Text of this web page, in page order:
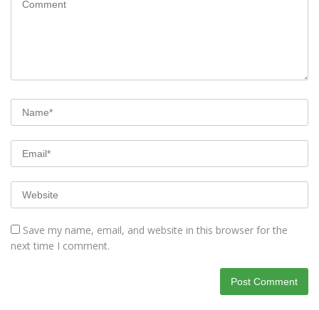
Save my name, email, and website in this browser for the
next time I comment.